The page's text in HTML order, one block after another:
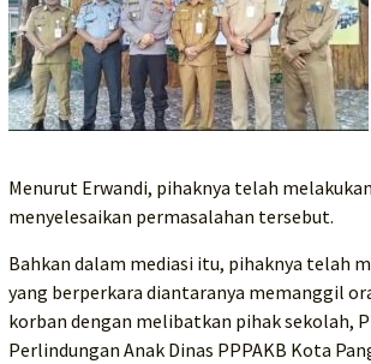
Menurut Erwandi, pihaknya telah
menyelesaikan permasalahan tersebut.
Bahkan dalam mediasi itu, pihaknya telah
yang berperkara diantaranya memanggil
korban dengan melibatkan pihak sekolah,
Perlindungan Anak Dinas PPPAKB Kota